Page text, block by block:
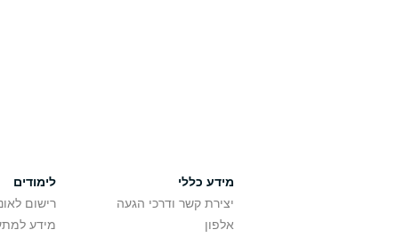
מידע כללי
יצירת קשר ודרכי הגעה
אלפון
לימודים
רישום
מידע